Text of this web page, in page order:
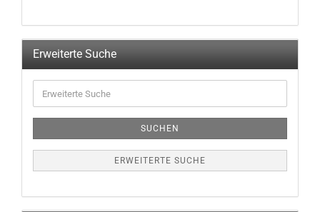
EIN.
Erweiterte Suche
Suche
SUCHEN
ERWEITERTE SUCHE